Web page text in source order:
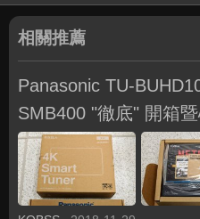
相關推薦
Panasonic TU-
SMB400 "徹底" 開箱